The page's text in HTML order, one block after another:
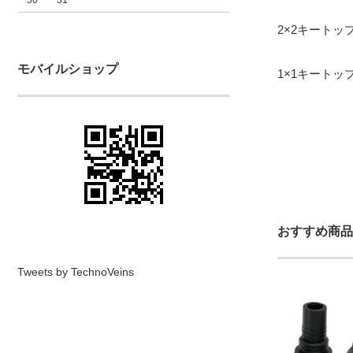
モバイルショップ
Tweets by TechnoVeins
2×2キートッ
1×1キートッ
おすすめ商品